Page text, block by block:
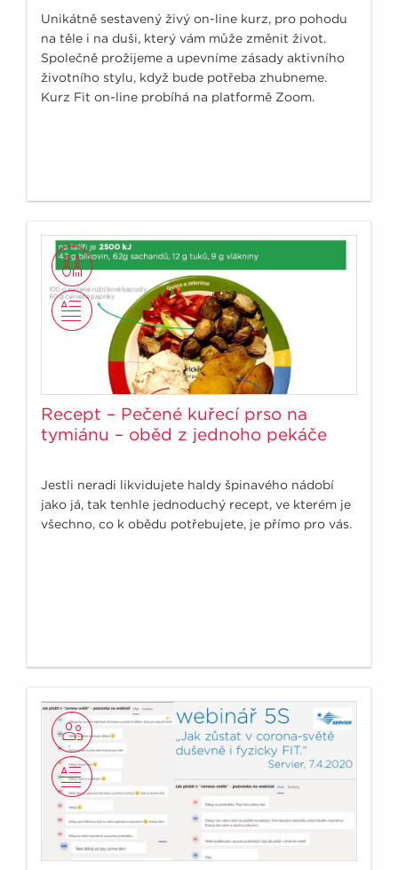
Unikátně sestavený živý on-line kurz, pro pohodu
na těle i na duši, který vám může změnit život.
Společně prožijeme a upevníme zásady aktivního
životního stylu, když bude potřeba zhubneme.
Kurz Fit on-line probíhá na platformě Zoom.
Recept – Pečené kuřecí prso na
tymiánu – oběd z jednoho pekáče
Jestli neradi likvidujete haldy špinavého nádobí
jako já, tak tenhle jednoduchý recept, ve kterém je
všechno, co k obědu potřebujete, je přímo pro vás.